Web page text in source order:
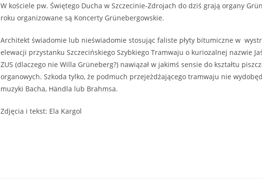
W kościele pw. Świętego Ducha w Szczecinie-Zdrojach do dziś grają organy
roku organizowane są Koncerty Grünebergowskie.
Architekt świadomie lub nieświadomie stosując faliste płyty bitumiczne w
elewacji przystanku Szczecińskiego Szybkiego Tramwaju o kuriozalnej nazwie
ZUS (dlaczego nie Willa Grüneberg?) nawiązał w jakimś sensie do kształtu
organowych. Szkoda tylko, że podmuch przejeżdżającego tramwaju nie
muzyki Bacha, Händla lub Brahmsa.
Zdjęcia i tekst: Ela Kargol